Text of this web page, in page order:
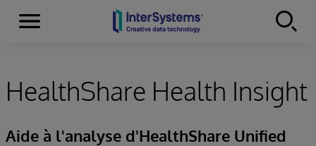
Skip to content
Menu
HealthShare Health Insight
Aide à l'analyse d'HealthShare Unified